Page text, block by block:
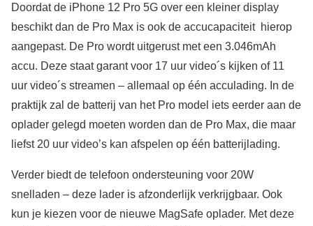
Doordat de iPhone 12 Pro 5G over een kleiner display
beschikt dan de Pro Max is ook de accucapaciteit hierop
aangepast. De Pro wordt uitgerust met een 3.046mAh
accu. Deze staat garant voor 17 uur video´s kijken of 11
uur video´s streamen – allemaal op één acculading. In de
praktijk zal de batterij van het Pro model iets eerder aan de
oplader gelegd moeten worden dan de Pro Max, die maar
liefst 20 uur video’s kan afspelen op één batterijlading.
Verder biedt de telefoon ondersteuning voor 20W
snelladen – deze lader is afzonderlijk verkrijgbaar. Ook
kun je kiezen voor de nieuwe MagSafe oplader. Met deze